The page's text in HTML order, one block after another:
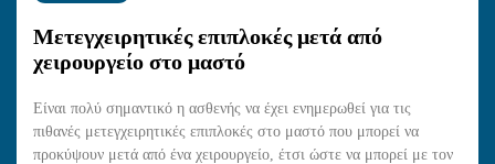
Μετεγχειρητικές επιπλοκές μετά από
χειρουργείο στο μαστό
Είναι πολύ σημαντικό η ασθενής να έχει ενημερωθεί για τις
πιθανές μετεγχειρητικές επιπλοκές στο μαστό που μπορεί να
προκύψουν μετά από ένα χειρουργείο, έτσι ώστε να μπορεί με τον